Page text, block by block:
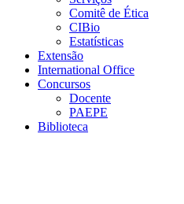
Comitê de Ética
CIBio
Estatísticas
Extensão
International Office
Concursos
Docente
PAEPE
Biblioteca